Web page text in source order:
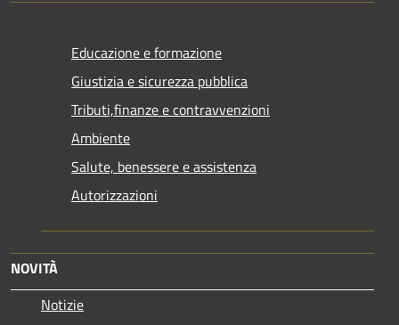
Educazione e formazione
Giustizia e sicurezza pubblica
Tributi,finanze e contravvenzioni
Ambiente
Salute, benessere e assistenza
Autorizzazioni
NOVITÀ
Notizie